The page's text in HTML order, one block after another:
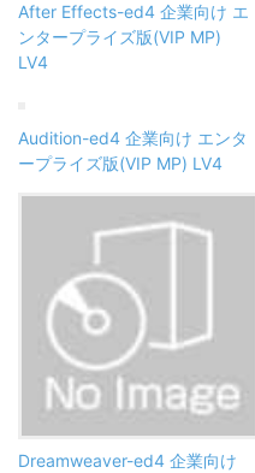
After Effects-ed4 企業向け エ
ンタープライズ版(VIP MP)
LV4
Audition-ed4 企業向け エンタ
ープライズ版(VIP MP) LV4
Dreamweaver-ed4 企業向け